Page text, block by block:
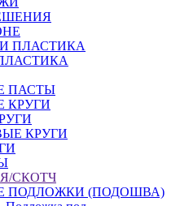
ПЛАСТИКА
ПАСТЫ
КРУГИ
КРУГИ
СКОТЧ
ПОДЛОЖКИ (ПОДОШВА)